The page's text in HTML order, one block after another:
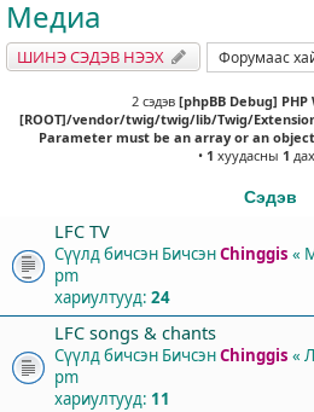
Медиа
ШИНЭ СЭДЭВ НЭЭХ
2 сэдэв [phpBB Debug] PHP
[ROOT]/vendor/twig/twig/lib/Twig/
Parameter must be an array or an
• 1 хуудасны 1
Сэдэв
LFC TV
Сүүлд бичсэн БичсэнChinggis «
pm
хариултууд: 24
LFC songs & chants
Сүүлд бичсэн БичсэнChinggis «
pm
хариултууд: 11